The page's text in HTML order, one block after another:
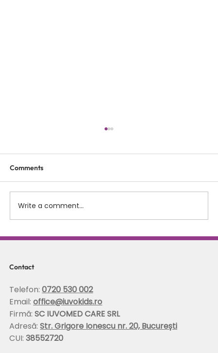
Scolioza la copii: rolul terapiei Schroth in
coloanei
Comments
Write a comment...
Contact
Telefon:0720 530 002
Email:office@iuvokids.ro
Firmă:SC IUVOMED CARE SRL
Adresă:Str. Grigore Ionescu nr. 20, București
CUI:38552720